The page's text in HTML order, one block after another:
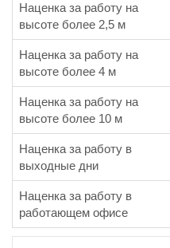
Наценка за работу на
высоте более 2,5 м
Наценка за работу на
высоте более 4 м
Наценка за работу на
высоте более 10 м
Наценка за работу в
выходные дни
Наценка за работу в
работающем офисе